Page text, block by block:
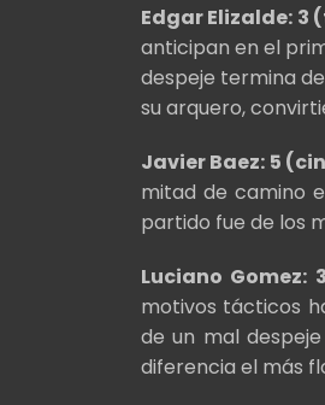
Edgar Elizalde: 3
anticipan en el
despeje termina
su arquero,
Javier Baez: 5
mitad de camino
partido fue de los
Luciano Gomez:
motivos tácticos
de un mal
diferencia el más